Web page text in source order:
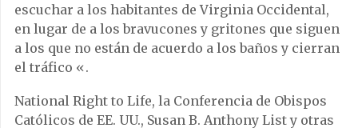
escuchar a los habitantes de Virginia Occidental,
en lugar de a los bravucones y gritones que siguen
a los que no están de acuerdo a los baños y cierran
el tráfico «.
National Right to Life, la Conferencia de Obispos
Católicos de EE. UU., Susan B. Anthony List y otras